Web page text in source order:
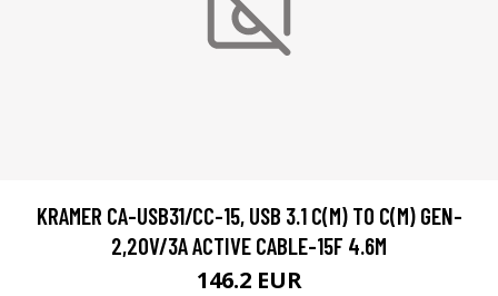
KRAMER CA-USB31/CC-15, USB 3.1 C(M) TO C(M) GEN-
2,20V/3A ACTIVE CABLE-15F 4.6M
146.2 EUR